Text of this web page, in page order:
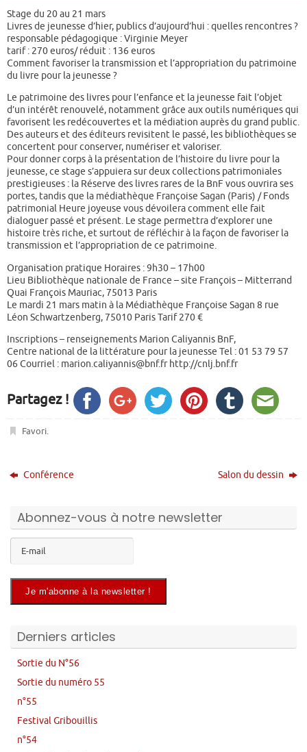
Stage du 20 au 21 mars
Livres de jeunesse d’hier, publics d’aujourd’hui : quelles rencontres ?
responsable pédagogique : Virginie Meyer
tarif : 270 euros/ réduit : 136 euros
Comment favoriser la transmission et l’appropriation du patrimoine
du livre pour la jeunesse ?
Le patrimoine des livres pour l’enfance et la jeunesse fait l’objet
d’un intérêt renouvelé, notamment grâce aux outils numériques qui
favorisent les redécouvertes et la médiation auprès du grand public.
Des auteurs et des éditeurs revisitent le passé, les bibliothèques se
concertent pour conserver, numériser et valoriser.
Pour donner corps à la présentation de l’histoire du livre pour la
jeunesse, ce stage s’appuiera sur deux collections patrimoniales
prestigieuses : la Réserve des livres rares de la BnF vous ouvrira ses
portes, tandis que la médiathèque Françoise Sagan (Paris) / Fonds
patrimonial Heure joyeuse vous dévoilera comment elle fait
dialoguer passé et présent. Le stage permettra d’explorer une
histoire très riche, et surtout de réfléchir à la façon de favoriser la
transmission et l’appropriation de ce patrimoine.
Organisation pratique Horaires : 9h30 – 17h00
Lieu Bibliothèque nationale de France – site François – Mitterrand
Quai François Mauriac, 75013 Paris
Le mardi 21 mars matin à la Médiathèque Françoise Sagan 8 rue
Léon Schwartzenberg, 75010 Paris Tarif 270 €
Inscriptions – renseignements Marion Caliyannis BnF,
Centre national de la littérature pour la jeunesse Tel : 01 53 79 57
06 Courriel : marion.caliyannis@bnf.fr http://cnlj.bnf.fr
Partagez !
Favori.
Conférence Salon du dessin
Abonnez-vous à notre newsletter
Derniers articles
Sortie du N°56
Sortie du numéro 55
n°55
Festival Gribouillis
n°54